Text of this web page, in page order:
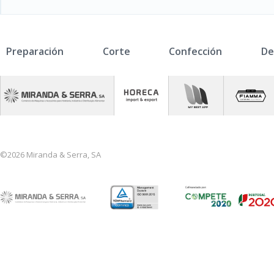
Preparación Corte Confección
©2026 Miranda & Serra, SA